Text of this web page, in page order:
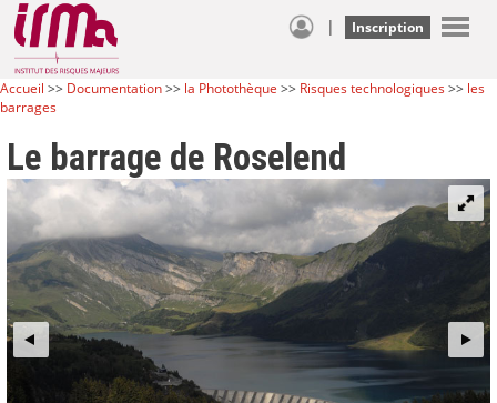
| Inscription
Accueil >> Documentation>> la Photothèque >> Risques technologiques>> les
barrages
Le barrage de Roselend